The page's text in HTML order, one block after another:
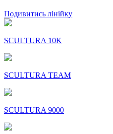
Подивитись лінійку
SCULTURA 10K
SCULTURA TEAM
SCULTURA 9000